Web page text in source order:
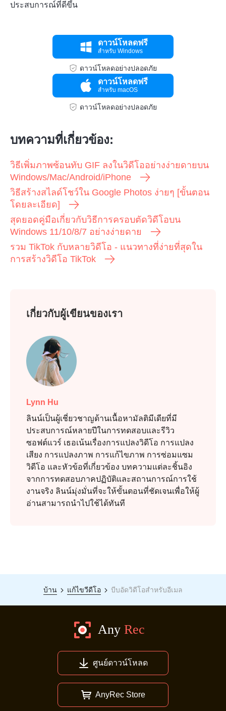
ขั้นตอนที่
1.
2.
ประสบการณ์ที่ดีขึ้น
ดาวน์โหลดฟรี
สำหรับ Windows
ดาวน์โหลดอย่างปลอดภัย
ดาวน์โหลดฟรี
สำหรับ macOS
ดาวน์โหลดอย่างปลอดภัย
บทความที่เกี่ยวข้อง:
วิธีเพิ่มภาพซ้อนทับ GIF ลงในวิดีโออย่างง่ายดายบน
Windows/Mac/Android/iPhone
วิธีสร้างสไลด์โชว์ใน Google Photos ง่ายๆ [ขั้นตอน
โดยละเอียด]
สุดยอดคู่มือเกี่ยวกับวิธีการครอบตัดวิดีโอบน
Windows 11/10/8/7 อย่างง่ายดาย
รวม TikTok กับหลายวิดีโอ - แนวทางที่ง่ายที่สุดใน
การสร้างวิดีโอ TikTok
เกี่ยวกับผู้เขียนของเรา
Lynn Hu
ลินน์เป็นผู้เชี่ยวชาญด้านเนื้อหามัลติมีเดียที่มี
ประสบการณ์หลายปีในการทดสอบและรีวิว
ซอฟต์แวร์ เธอเน้นเรื่องการแปลงวิดีโอ การแปลง
เสียง การแปลงภาพ การแก้ไขภาพ การซ่อมแซม
วิดีโอ และหัวข้อที่เกี่ยวข้อง บทความแต่ละชิ้นอิง
จากการทดสอบภาคปฏิบัติและสถานการณ์การใช้
งานจริง ลินน์มุ่งมั่นที่จะให้ขั้นตอนที่ชัดเจนเพื่อให้ผู้
อ่านสามารถนำไปใช้ได้ทันที
บ้าน แก้ไขวีดีโอ บีบอัดวิดีโอสำหรับอีเมล
ศูนย์ดาวน์โหลด
AnyRec Store